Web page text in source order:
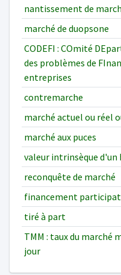
nantissement de
marché de duopsone
CODEFI : COmité
des problèmes de
entreprises
contremarche
marché actuel ou réel
marché aux puces
valeur intrinsèque d'un
reconquête de marché
financement
tiré à part
TMM : taux du marché
jour